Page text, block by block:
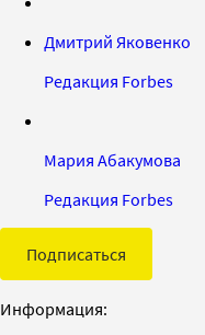
Дмитрий Яковенко
Редакция Forbes
Мария Абакумова
Редакция Forbes
Подписаться
Информация: